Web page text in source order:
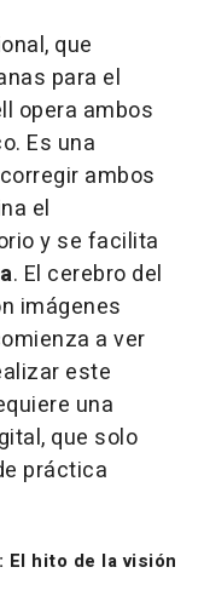
que
para el
opera ambos
Es una
ambos
el
y se facilita
. El cerebro del
imágenes
a ver
este
una
que solo
práctica
hito de la visión